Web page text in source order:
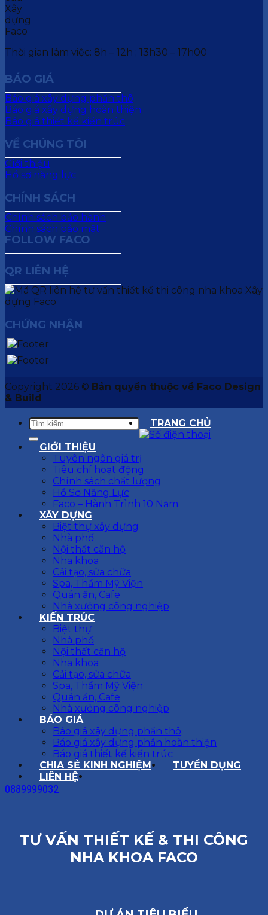
Thời gian làm việc: 8h – 12h ; 13h30 – 17h00
BÁO GIÁ
Báo giá xây dựng phần thô
Báo giá xây dựng hoàn thiện
Báo giá thiết kế kiến trúc
VỀ CHÚNG TÔI
Giới thiệu
Hồ sơ năng lực
CHÍNH SÁCH
Chính sách bảo hành
Chính sách bảo mật
FOLLOW FACO
QR LIÊN HỆ
CHỨNG NHẬN
Copyright 2026 © Bản quyền thuộc về Faco Design
& Build
TRANG CHỦ
GIỚI THIỆU
Tuyên ngôn giá trị
Tiêu chí hoạt động
Chính sách chất lượng
Hồ Sơ Năng Lực
Faco – Hành Trình 10 Năm
XÂY DỰNG
Biệt thự xây dựng
Nhà phố
Nội thất căn hộ
Nha khoa
Cải tạo, sửa chữa
Spa, Thẩm Mỹ Viện
Quán ăn, Cafe
Nhà xưởng công nghiệp
KIẾN TRÚC
Biệt thự
Nhà phố
Nội thất căn hộ
Nha khoa
Cải tạo, sửa chữa
Spa, Thẩm Mỹ Viện
Quán ăn, Cafe
Nhà xưởng công nghiệp
BÁO GIÁ
Báo giá xây dựng phần thô
Báo giá xây dựng phần hoàn thiện
Báo giá thiết kế kiến trúc
CHIA SẺ KINH NGHIỆM
TUYỂN DỤNG
LIÊN HỆ
0889999032
TƯ VẤN THIẾT KẾ & THI CÔNG
NHA KHOA FACO